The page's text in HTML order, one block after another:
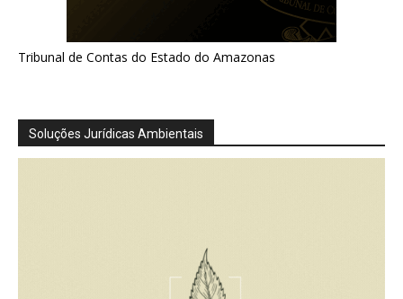
Tribunal de Contas do Estado do Amazonas
Soluções Jurídicas Ambientais